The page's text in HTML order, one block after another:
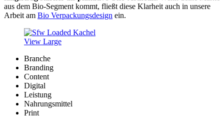
aus dem Bio-Segment kommt, fließt diese Klarheit auch in unsere
Arbeit am Bio Verpackungsdesign ein.
View Large
Branche
Branding
Content
Digital
Leistung
Nahrungsmittel
Print